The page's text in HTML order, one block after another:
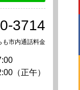
3714
も市内通話料金
（正午）